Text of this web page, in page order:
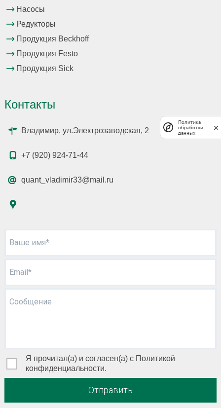
Насосы
Редукторы
Продукция Beckhoff
Продукция Festo
Продукция Sick
Контакты
Владимир, ул.Электрозаводская, 2
+7 (920) 924-71-44
quant_vladimir33@mail.ru
Ваше имя*
Email*
Сообщение
Я прочитал(а) и согласен(а) с Политикой
конфиденциальности.
Отправить
Политика
обработки
данных